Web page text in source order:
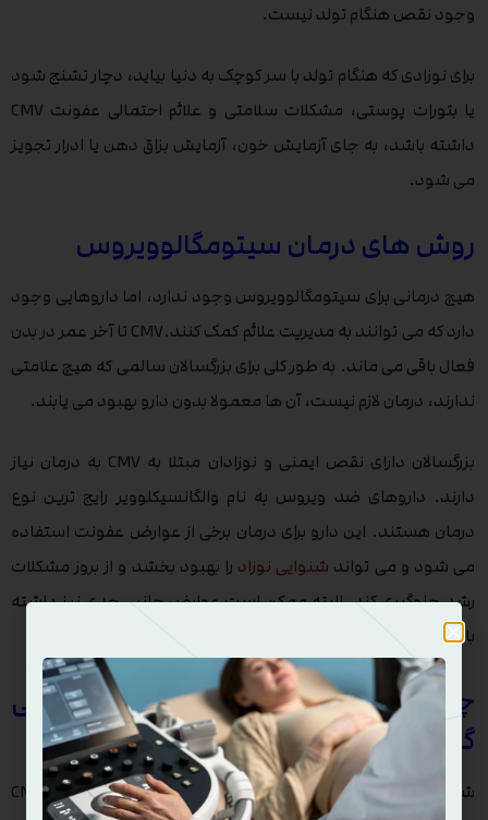
وجود نقص هنگام تولد نیست.
برای نوزادی که هنگام تولد با سر کوچک به دنیا بیاید، دچار تشنج شود
یا بثورات پوستی، مشکلات سلامتی و علائم احتمالی عفونت CMV
داشته باشد، به جای آزمایش خون، آزمایش بزاق دهن یا ادرار تجویز
می شود.
روش های درمان سیتومگالوویروس
هیچ درمانی برای سیتومگالوویروس وجود ندارد، اما داروهایی وجود
دارد که می توانند به مدیریت علائم کمک کنند.CMV تا آخر عمر در بدن
فعال باقی می ماند. به طور کلی برای بزرگسالان سالمی که هیچ علامتی
ندارند، درمان لازم نیست، آن ها معمولا بدون دارو بهبود می یابند.
بزرگسالان دارای نقص ایمنی و نوزادان مبتلا به CMV به درمان نیاز
دارند. داروهای ضد ویروس به نام والگانسیکلوویر رایج ترین نوع
درمان هستند. این دارو برای درمان برخی از عوارض عفونت استفاده
می شود و می تواند شنوایی نوزاد را بهبود بخشد و از بروز مشکلات
رشد جلوگیری کند. البته ممکن است عوارض جانبی جدی نیز داشته
باشد و فقط باید برای نوزادانی که CMV دارند استفاده شود.
چگونه سیتومگالوویروس بر بارداری اثر می
گذارد
شما در دوران بارداری ممکن است متوجه ابتلای خود به ویروس CMV